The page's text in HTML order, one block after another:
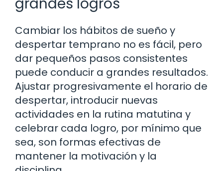
Cambiar los hábitos de sueño y
despertar temprano no es fácil, pero
dar pequeños pasos consistentes
puede conducir a grandes resultados.
Ajustar progresivamente el horario de
despertar, introducir nuevas
actividades en la rutina matutina y
celebrar cada logro, por mínimo que
sea, son formas efectivas de
mantener la motivación y la